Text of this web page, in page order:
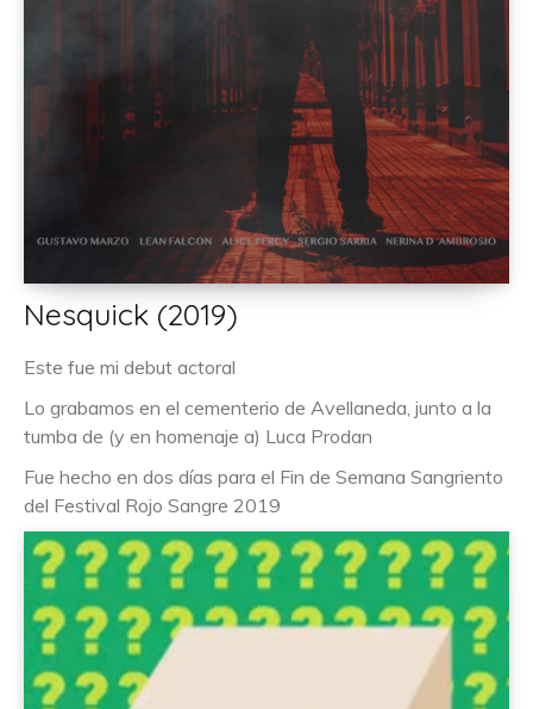
Nesquick (2019)
Este fue mi debut actoral
Lo grabamos en el cementerio de Avellaneda, junto a la
tumba de (y en homenaje a) Luca Prodan
Fue hecho en dos días para el Fin de Semana Sangriento
del Festival Rojo Sangre 2019